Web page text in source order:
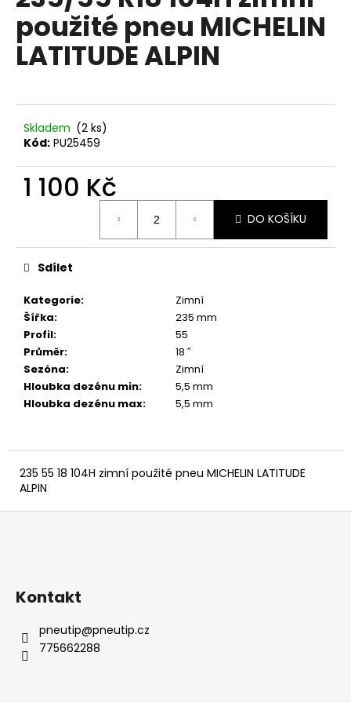
5
hvězdiček.
použité pneu MICHELIN
LATITUDE ALPIN
Skladem (2 ks)
Kód: PU25459
1 100 Kč
DO KOŠÍKU
Kategorie:
Zimní
Šířka:
235 mm
Profil:
55
Průměr:
18 ″
Sezóna:
Zimní
Hloubka dezénu min:
5,5 mm
Hloubka dezénu max: 5,5 mm
Sdílet
235 55 18 104H zimní použité pneu MICHELIN LATITUDE
ALPIN
a
j
í
?
D
o
o
u
č
u
e
Z
Kontakt
pneutip@pneutip.cz
775662288